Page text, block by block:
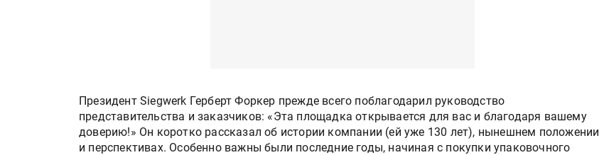
Президент Siegwerk Герберт Форкер прежде всего поблагодарил руководство
представительства и заказчиков: «Эта площадка открывается для вас и благодаря вашему
доверию!» Он коротко рассказал об истории компании (ей уже 130 лет), нынешнем положении
и перспективах. Особенно важны были последние годы, начиная с покупки упаковочного